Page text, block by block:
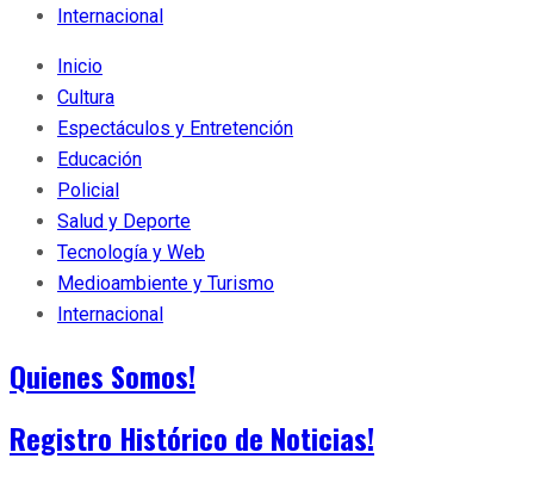
Internacional
Inicio
Cultura
Espectáculos y Entretención
Educación
Policial
Salud y Deporte
Tecnología y Web
Medioambiente y Turismo
Internacional
Quienes Somos!
Registro Histórico de Noticias!